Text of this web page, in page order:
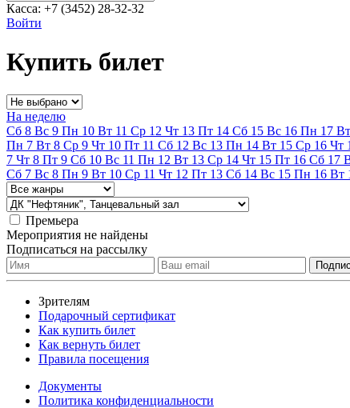
Касса: +7 (3452) 28-32-32
Войти
Купить билет
На неделю
Сб 8 Вс 9 Пн 10 Вт 11 Ср 12 Чт 13 Пт 14 Сб 15 Вс 16 Пн 17 Вт
Пн 7 Вт 8 Ср 9 Чт 10 Пт 11 Сб 12 Вс 13 Пн 14 Вт 15 Ср 16 Чт
7 Чт 8 Пт 9 Сб 10 Вс 11 Пн 12 Вт 13 Ср 14 Чт 15 Пт 16 Сб 17
Сб 7 Вс 8 Пн 9 Вт 10 Ср 11 Чт 12 Пт 13 Сб 14 Вс 15 Пн 16 Вт
Премьера
Мероприятия не найдены
Подписаться на рассылку
Зрителям
Подарочный сертификат
Как купить билет
Как вернуть билет
Правила посещения
Документы
Политика конфиденциальности